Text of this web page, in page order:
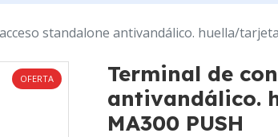
standalone antivandálico. huella/tarjeta
OFERTA
Terminal de
antivandálico.
MA300 PUSH